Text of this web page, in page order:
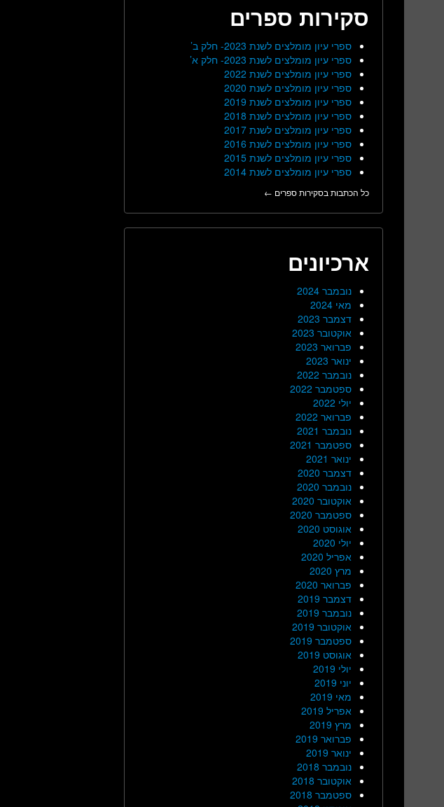
סקירות ספרים
ספרי עיון מומלצים לשנת 2023- חלק ב’
ספרי עיון מומלצים לשנת 2023- חלק א’
ספרי עיון מומלצים לשנת 2022
ספרי עיון מומלצים לשנת 2020
ספרי עיון מומלצים לשנת 2019
ספרי עיון מומלצים לשנת 2018
ספרי עיון מומלצים לשנת 2017
ספרי עיון מומלצים לשנת 2016
ספרי עיון מומלצים לשנת 2015
ספרי עיון מומלצים לשנת 2014
כל הכתבות בסקירות ספרים ←
ארכיונים
נובמבר 2024
מאי 2024
דצמבר 2023
אוקטובר 2023
פברואר 2023
ינואר 2023
נובמבר 2022
ספטמבר 2022
יולי 2022
פברואר 2022
נובמבר 2021
ספטמבר 2021
ינואר 2021
דצמבר 2020
נובמבר 2020
אוקטובר 2020
ספטמבר 2020
אוגוסט 2020
יולי 2020
אפריל 2020
מרץ 2020
פברואר 2020
דצמבר 2019
נובמבר 2019
אוקטובר 2019
ספטמבר 2019
אוגוסט 2019
יולי 2019
יוני 2019
מאי 2019
אפריל 2019
מרץ 2019
פברואר 2019
ינואר 2019
נובמבר 2018
אוקטובר 2018
ספטמבר 2018